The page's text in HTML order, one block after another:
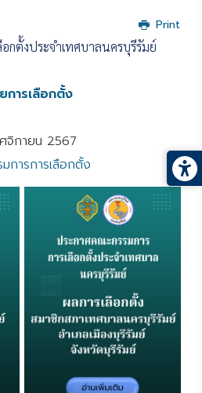
Print
กตั้งประจำเทศบาลนครบุรีรัมย์
การเลือกตั้ง
กายน 2567
การการเลือกตั้ง